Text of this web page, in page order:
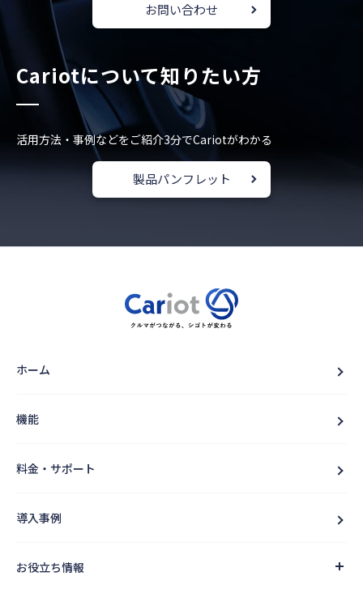
お問い合わせ
Cariotについて知りたい方
活用方法・事例などをご紹介3分でCariotがわかる
製品パンフレット
ホーム
機能
料金・サポート
導入事例
お役立ち情報